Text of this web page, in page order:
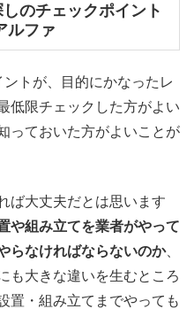
のチェックポイント
ルファ
トが、目的にかなったレ
低限チェックした方がよい
っておいた方がよいことが
ば大丈夫だとは思います
や組み立てを業者がやって
らなければならないのか、
も大きな違いを生むところ
置・組み立てまでやっても